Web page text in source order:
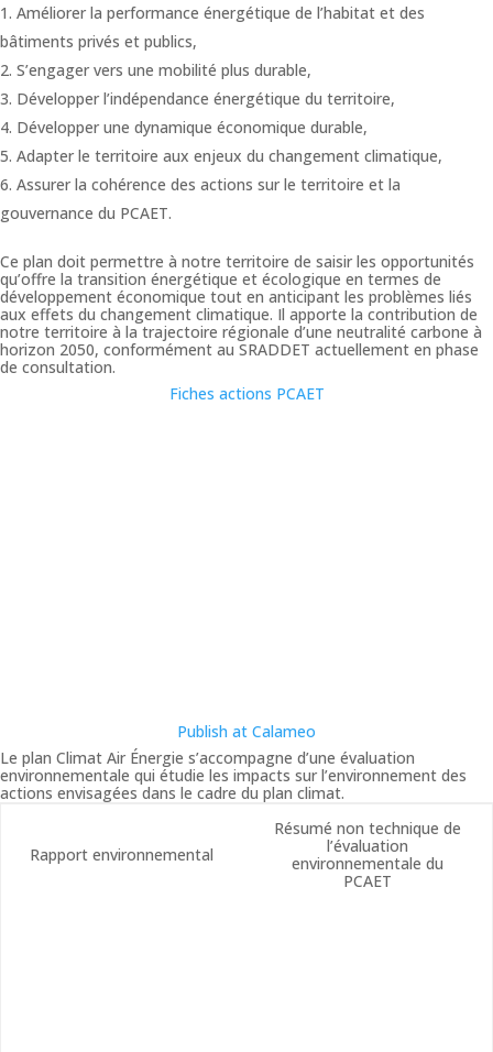
Améliorer la performance énergétique de l’habitat et des
bâtiments privés et publics,
S’engager vers une mobilité plus durable,
Développer l’indépendance énergétique du territoire,
Développer une dynamique économique durable,
Adapter le territoire aux enjeux du changement climatique,
Assurer la cohérence des actions sur le territoire et la
gouvernance du PCAET.
Ce plan doit permettre à notre territoire de saisir les opportunités
qu’offre la transition énergétique et écologique en termes de
développement économique tout en anticipant les problèmes liés
aux effets du changement climatique. Il apporte la contribution de
notre territoire à la trajectoire régionale d’une neutralité carbone à
horizon 2050, conformément au SRADDET actuellement en phase
de consultation.
Fiches actions PCAET
Publish at Calameo
Le plan Climat Air Énergie s’accompagne d’une évaluation
environnementale qui étudie les impacts sur l’environnement des
actions envisagées dans le cadre du plan climat.
Rapport environnemental
Résumé non technique de
l’évaluation
environnementale du
PCAET